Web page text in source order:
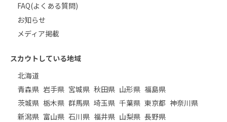
FAQ(よくある質問)
お知らせ
メディア掲載
スカウトしている地域
北海道
青森県 岩手県 宮城県 秋田県 山形県 福島県
茨城県 栃木県 群馬県 埼玉県 千葉県 東京都 神奈川県
新潟県 富山県 石川県 福井県 山梨県 長野県